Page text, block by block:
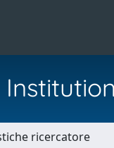
ricercatore